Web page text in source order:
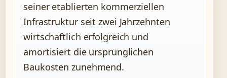
seiner etablierten kommerziellen
Infrastruktur seit zwei Jahrzehnten
wirtschaftlich erfolgreich und
amortisiert die ursprünglichen
Baukosten zunehmend.